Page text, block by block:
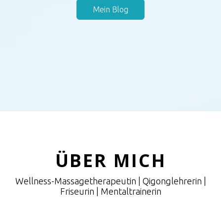
Mein Blog
ÜBER MICH
Wellness-Massagetherapeutin | Qigonglehrerin |
Friseurin | Mentaltrainerin